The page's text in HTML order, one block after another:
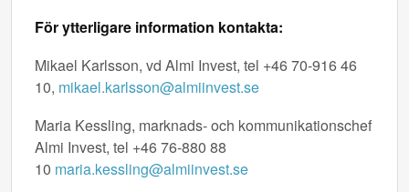
För ytterligare information kontakta:
Mikael Karlsson, vd Almi Invest, tel +46 70-916 46
10, mikael.karlsson@almiinvest.se
Maria Kessling, marknads- och kommunikationschef
Almi Invest, tel +46 76-880 88
10 maria.kessling@almiinvest.se